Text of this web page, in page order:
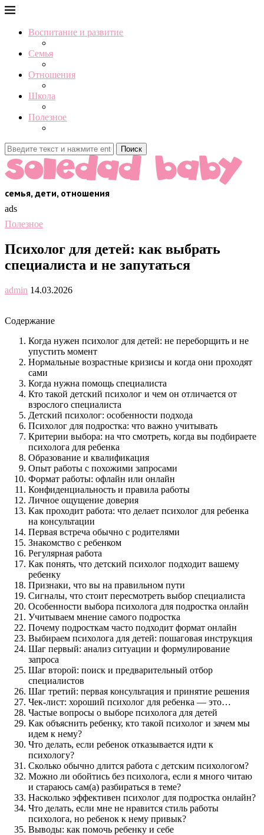
Воспитание и развитие
Семья
Отношения
Школа
Полезное
Поиск
семья, дети, отношения
ads
Полезное
Психолог для детей: как выбрать
специалиста и не запутаться
admin 14.03.2026
Содержание
Когда нужен психолог для детей: не переборщить и не
упустить момент
Нормальные возрастные кризисы и когда они проходят
сами
Когда нужна помощь специалиста
Кто такой детский психолог и чем он отличается от
взрослого специалиста
Детский психолог: особенности подхода
Психолог для подростка: что важно учитывать
Критерии выбора: на что смотреть, когда вы подбираете
психолога для ребенка
Образование и квалификация
Опыт работы с похожими запросами
Формат работы: офлайн или онлайн
Конфиденциальность и правила работы
Личное ощущение доверия
Как проходит работа: что делает психолог для ребенка
на консультации
Первая встреча обычно с родителями
Знакомство с ребенком
Регулярная работа
Как понять, что детский психолог подходит вашему
ребенку
Признаки, что вы на правильном пути
Сигналы, что стоит пересмотреть выбор специалиста
Особенности выбора психолога для подростка онлайн
Учитываем мнение самого подростка
Почему подросткам часто подходит формат онлайн
Выбираем психолога для детей: пошаговая инструкция
Шаг первый: анализ ситуации и формулирование
запроса
Шаг второй: поиск и предварительный отбор
специалистов
Шаг третий: первая консультация и принятие решения
Чек-лист: хороший психолог для ребенка — это…
Частые вопросы о выборе психолога для детей
Как объяснить ребенку, кто такой психолог и зачем мы
идем к нему?
Что делать, если ребенок отказывается идти к
психологу?
Сколько обычно длится работа с детским психологом?
Можно ли обойтись без психолога, если я много читаю
и стараюсь сам(а) разбираться в теме?
Насколько эффективен психолог для подростка онлайн?
Что делать, если мне не нравится стиль работы
психолога, но ребенок к нему привык?
Выводы: как помочь ребенку и себе